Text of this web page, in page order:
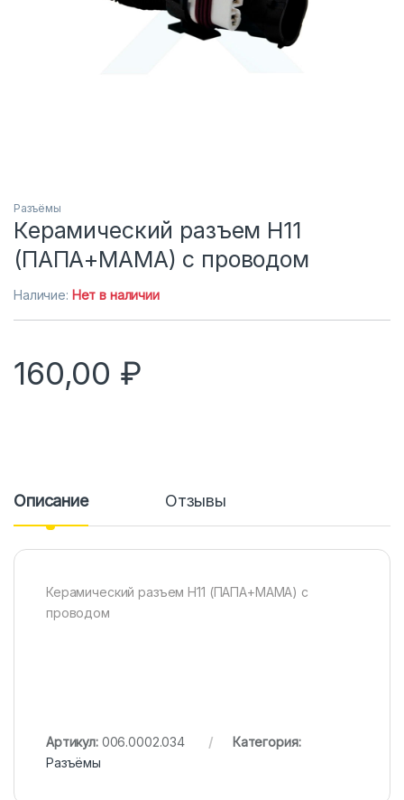
Разъёмы
Керамический разъем H11
(ПАПА+МАМА) с проводом
Наличие: Нет в наличии
160,00 ₽
Описание Отзывы
Керамический разъем H11 (ПАПА+МАМА) с
проводом
Артикул: 006.0002.034
Категория:
Разъёмы